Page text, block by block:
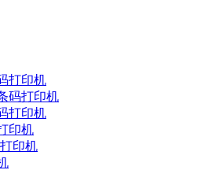
打印机
码打印机
打印机
印机
印机